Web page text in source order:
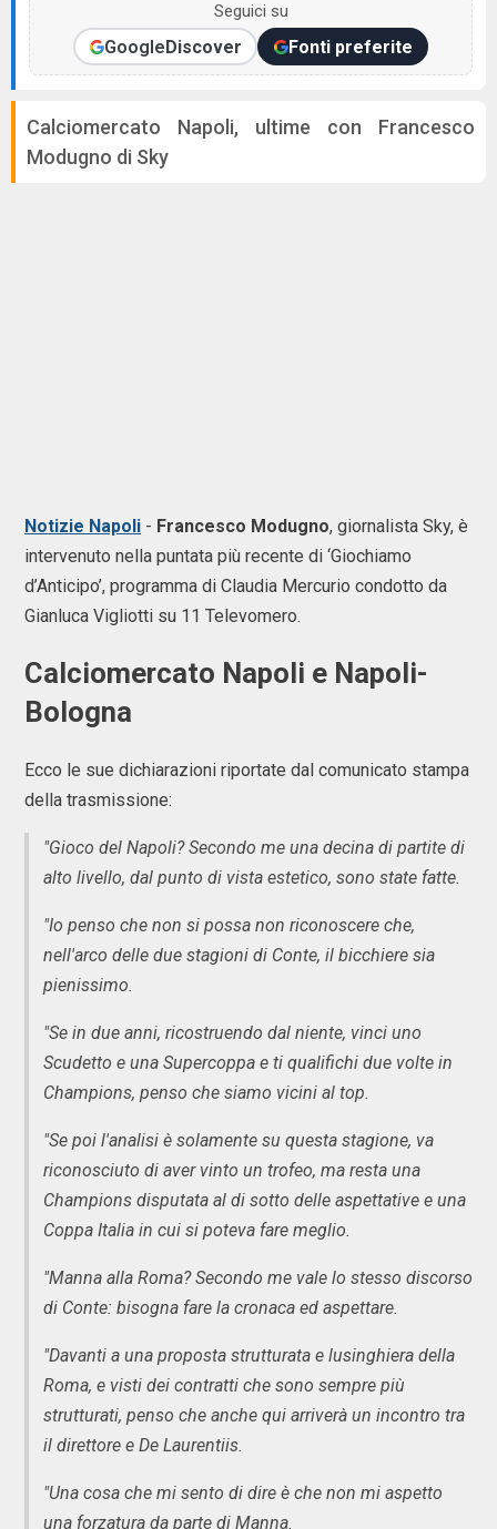
Seguici su
GoogleDiscover Fonti preferite
Calciomercato Napoli, ultime con Francesco
Modugno di Sky
Notizie Napoli - Francesco Modugno, giornalista Sky, è
intervenuto nella puntata più recente di ‘Giochiamo
d’Anticipo’, programma di Claudia Mercurio condotto da
Gianluca Vigliotti su 11 Televomero.
Calciomercato Napoli e Napoli-
Bologna
Ecco le sue dichiarazioni riportate dal comunicato stampa
della trasmissione:
"Gioco del Napoli? Secondo me una decina di partite di
alto livello, dal punto di vista estetico, sono state fatte.
"Io penso che non si possa non riconoscere che,
nell'arco delle due stagioni di Conte, il bicchiere sia
pienissimo.
"Se in due anni, ricostruendo dal niente, vinci uno
Scudetto e una Supercoppa e ti qualifichi due volte in
Champions, penso che siamo vicini al top.
"Se poi l'analisi è solamente su questa stagione, va
riconosciuto di aver vinto un trofeo, ma resta una
Champions disputata al di sotto delle aspettative e una
Coppa Italia in cui si poteva fare meglio.
"Manna alla Roma? Secondo me vale lo stesso discorso
di Conte: bisogna fare la cronaca ed aspettare.
"Davanti a una proposta strutturata e lusinghiera della
Roma, e visti dei contratti che sono sempre più
strutturati, penso che anche qui arriverà un incontro tra
il direttore e De Laurentiis.
"Una cosa che mi sento di dire è che non mi aspetto
una forzatura da parte di Manna.